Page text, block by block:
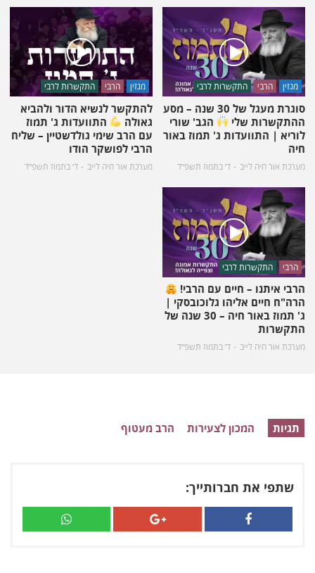
מגזין הרבי התקשרות לרבי
סוגרת מעגל של 30 שנה – מסע
ההתקשרות שלי
הגב' שורי
לוריא | התוועדות ג' תמוז באור
חיה
מערכת אור חיה לייב ד׳ בתמוז תשפ״ד
מגזין הרבי התקשרות לרבי
להתקשר לנשיא הדור ולהביא
גאולה
התוועדות ג' תמוז
עם הרב שימי גולדשטיין – שליח
הרבי לפושקר הודו
מערכת אור חיה לייב ד׳ בתמוז תשפ״ד
הרבי התקשרות לרבי
הרבי איתנו – חיים עם הרבי!
הרה"ח חיים אליהו גלוכובסקי |
ג' תמוז באור חיה – 30 שנה של
התקשרות
מערכת אור חיה לייב ד׳ בתמוז תשפ״ד
תגיות המכון לצעירות הרב מעטוף
שתפי את חברותייך: